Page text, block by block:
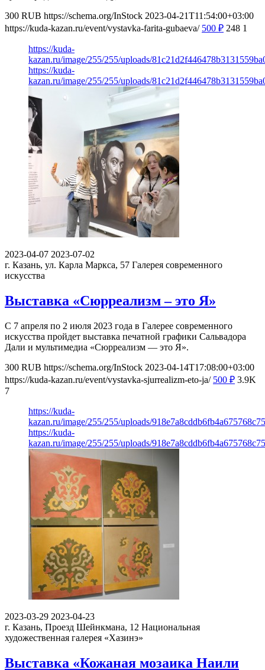
300 RUB https://schema.org/InStock 2023-04-21T11:54:00+03:00
https://kuda-kazan.ru/event/vystavka-farita-gubaeva/ 500 ₽ 248 1
https://kuda-
kazan.ru/image/255/255/uploads/
https://kuda-
kazan.ru/image/255/255/uploads/
2023-04-07 2023-07-02
г. Казань, ул. Карла Маркса, 57 Галерея современного
искусства
Выставка «Сюрреализм – это Я»
С 7 апреля по 2 июля 2023 года в Галерее современного
искусства пройдет выставка печатной графики Сальвадора
Дали и мультимедиа «Сюрреализм — это Я».
300 RUB https://schema.org/InStock 2023-04-14T17:08:00+03:00
https://kuda-kazan.ru/event/vystavka-sjurrealizm-eto-ja/ 500 ₽ 3.9K
7
https://kuda-
kazan.ru/image/255/255/uploads/
https://kuda-
kazan.ru/image/255/255/uploads/
2023-03-29 2023-04-23
г. Казань, Проезд Шейнкмана, 12 Национальная
художественная галерея «Хазинэ»
Выставка «Кожаная мозаика Наили